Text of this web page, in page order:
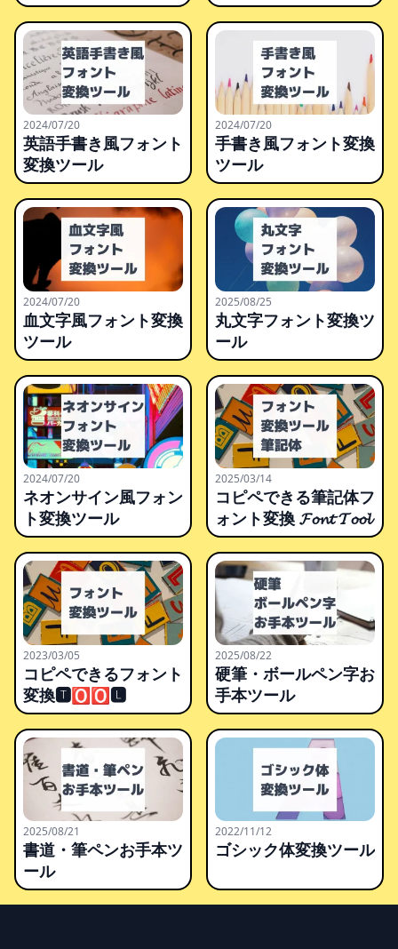
2024/07/20
英語手書き風フォント
変換ツール
2024/07/20
手書き風フォント変換
ツール
2024/07/20
血文字風フォント変換
ツール
2025/08/25
丸文字フォント変換ツ
ール
2024/07/20
ネオンサイン風フォン
ト変換ツール
2025/03/14
コピペできる筆記体フ
ォント変換 𝓕𝓸𝓷𝓽 𝓣𝓸𝓸𝓵
2023/03/05
コピペできるフォント
変換🆃🅾🅾🅻
2025/08/22
硬筆・ボールペン字お
手本ツール
2025/08/21
書道・筆ペンお手本ツ
ール
2022/11/12
ゴシック体変換ツール